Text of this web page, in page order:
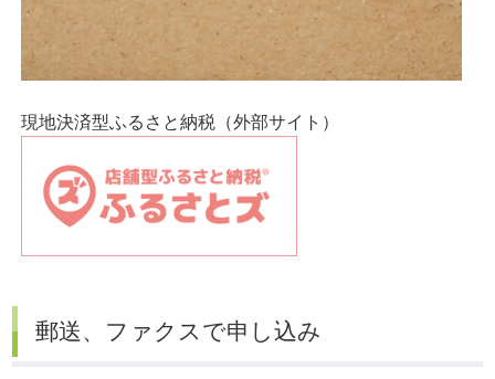
現地決済型ふるさと納税（外部サイト）
郵送、ファクスで申し込み